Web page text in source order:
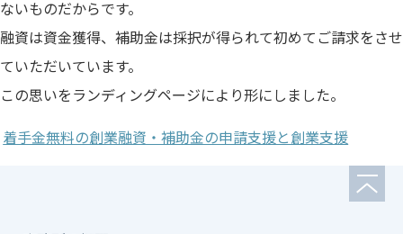
ないものだからです。
融資は資金獲得、補助金は採択が得られて初めてご請求をさせ
ていただいています。
この思いをランディングページにより形にしました。
着手金無料の創業融資・補助金の申請支援と創業支援